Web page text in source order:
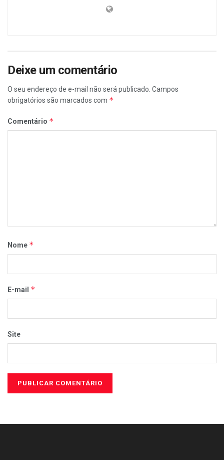
Deixe um comentário
O seu endereço de e-mail não será publicado. Campos
obrigatórios são marcados com *
Comentário *
Nome *
E-mail *
Site